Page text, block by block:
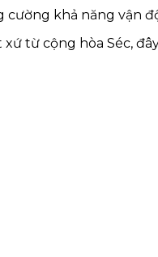
cường khả năng vận
xứ từ cộng hòa Séc,